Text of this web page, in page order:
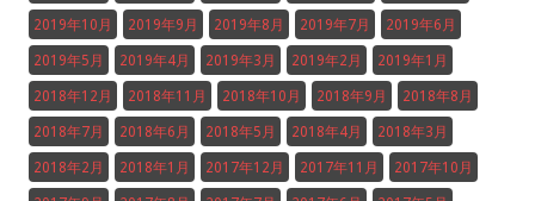
2019年10月 2019年9月 2019年8月 2019年7月 2019年6月
2019年5月 2019年4月 2019年3月 2019年2月 2019年1月
2018年12月 2018年11月 2018年10月 2018年9月 2018年8月
2018年7月 2018年6月 2018年5月 2018年4月 2018年3月
2018年2月 2018年1月 2017年12月 2017年11月 2017年10月